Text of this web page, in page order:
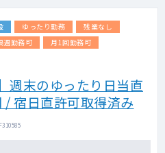
ゆったり勤務
残業なし
週勤務可
月1回勤務可
週末のゆったり日当直
宿日直許可取得済み